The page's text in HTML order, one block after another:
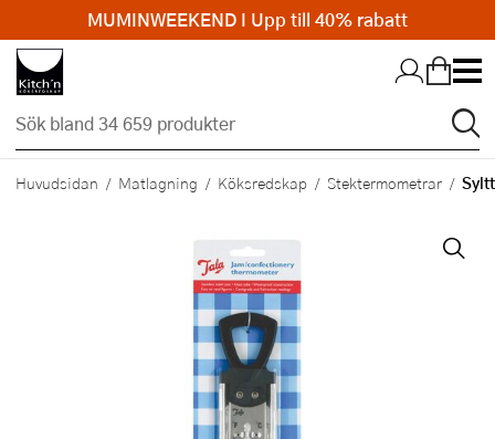
Hopp till huvudinnehållet
Huvudsidan Matlagning Köksredskap Stektermometrar
MUMINWEEKEND I Upp till 40% rabatt